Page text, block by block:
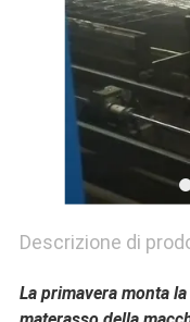
Descrizione di
La primavera monta